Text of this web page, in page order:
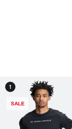
1
SALE